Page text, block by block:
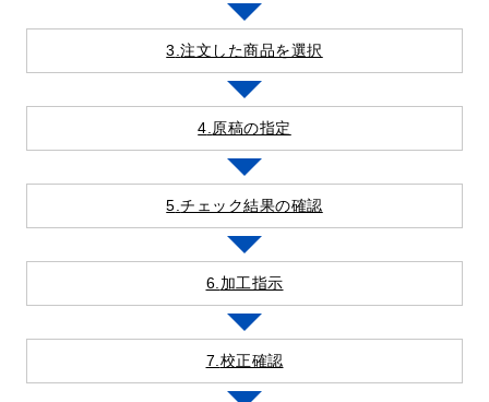
注文した商品を選択
原稿の指定
チェック結果の確認
加工指示
校正確認